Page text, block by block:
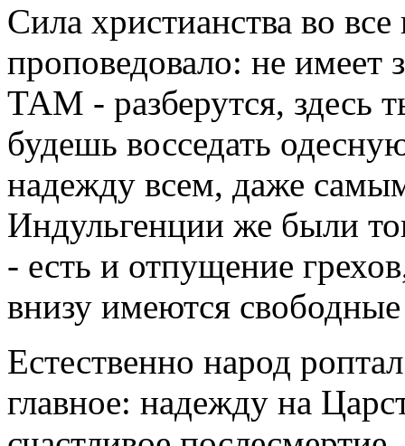
Сила христианства во
проповедовало: не имеет
ТАМ - разберутся,
будешь восседать
надежду всем, даже
Индульгенции же были
- есть и отпущение
внизу имеются
Естественно народ
главное: надежду на